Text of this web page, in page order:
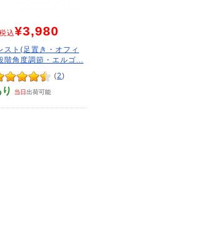
込¥3,980
スト(足置き・オフィ
階角度調節・エルゴ...
(2)
当日出荷可能